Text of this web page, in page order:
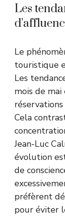
Les
Le
touristique
Les
mois de
Cela
Jean-Luc
évolution
de
préfèrent
pour éviter